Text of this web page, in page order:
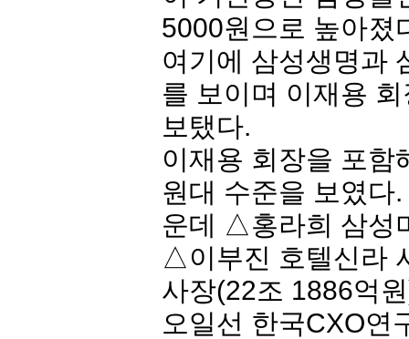
5000원으로 높아졌
여기에 삼성생명과
를 보이며 이재용
보탰다.
이재용 회장을 포함
원대 수준을 보였다
운데 △홍라희 삼성
△이부진 호텔신라
사장(22조 1886억
오일선 한국CXO연